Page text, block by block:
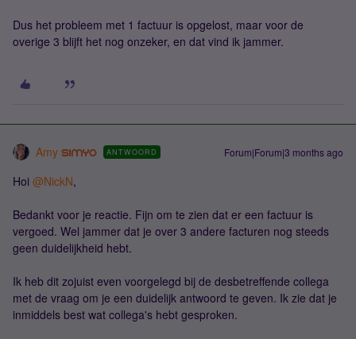
Dus het probleem met 1 factuur is opgelost, maar voor de
overige 3 blijft het nog onzeker, en dat vind ik jammer.
Amy ANTWOORD Forum|Forum|3 months ago
Hoi ​ @NickN,
Bedankt voor je reactie. Fijn om te zien dat er een factuur is
vergoed. Wel jammer dat je over 3 andere facturen nog steeds
geen duidelijkheid hebt.
Ik heb dit zojuist even voorgelegd bij de desbetreffende collega
met de vraag om je een duidelijk antwoord te geven. Ik zie dat je
inmiddels best wat collega's hebt gesproken.